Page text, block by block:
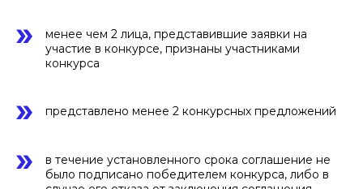
менее чем 2 лица, представившие заявки на
участие в конкурсе, признаны участниками
конкурса
представлено менее 2 конкурсных предложений
в течение установленного срока соглашение не
было подписано победителем конкурса, либо в